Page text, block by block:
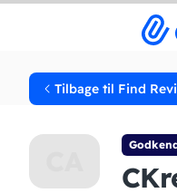
Tilbage til Find